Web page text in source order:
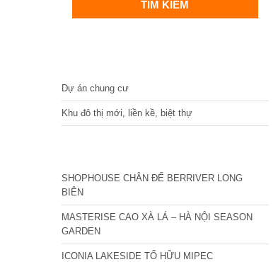
Dự án chung cư
Khu đô thị mới, liền kề, biệt thự
SHOPHOUSE CHÂN ĐẾ BERRIVER LONG
BIÊN
MASTERISE CAO XÀ LÁ – HÀ NỘI SEASON
GARDEN
ICONIA LAKESIDE TỐ HỮU MIPEC